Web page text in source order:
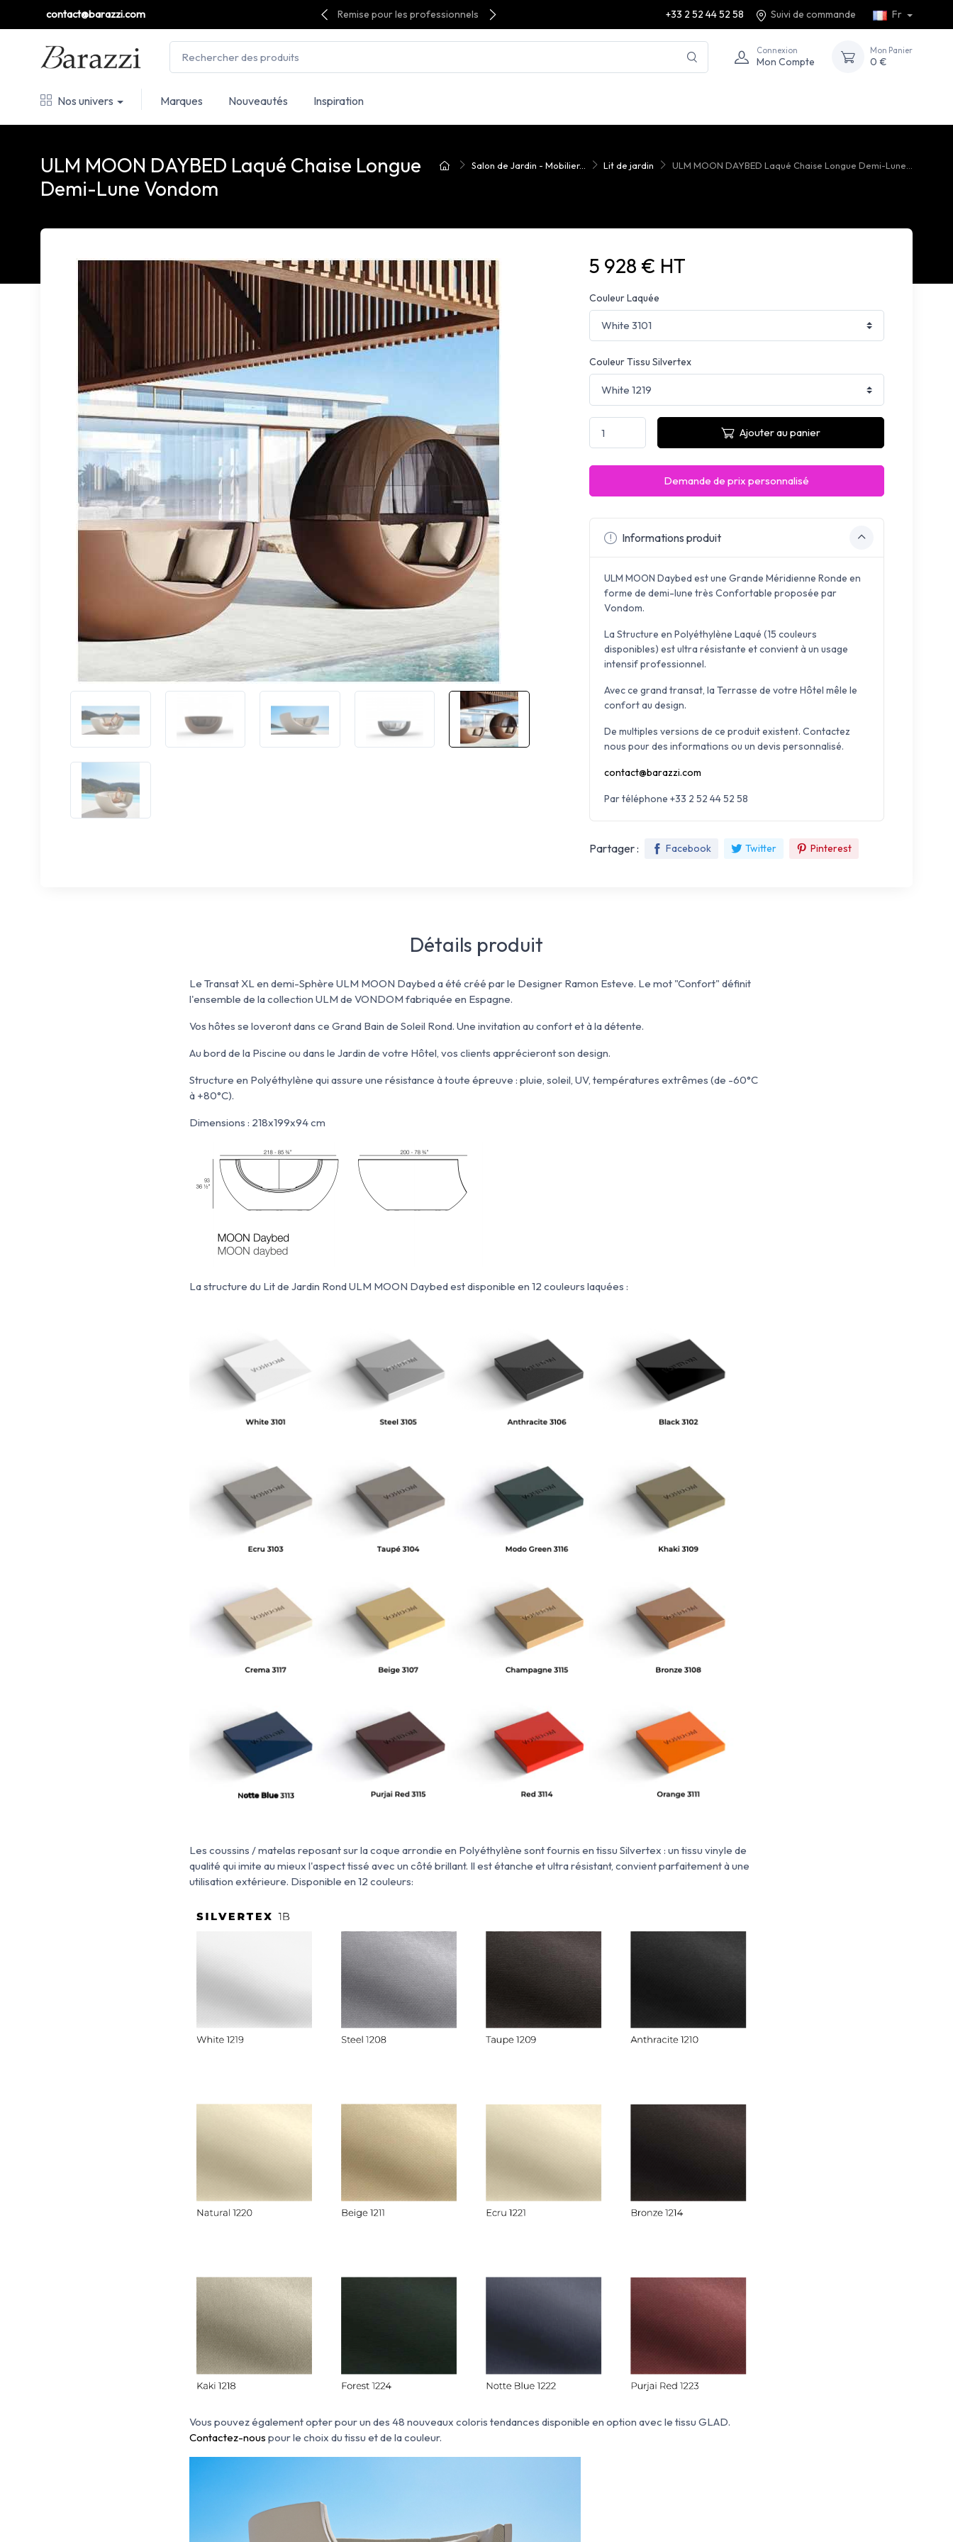
contact@barazzi.com Remise pour les professionnels +33 2 52 44 52 58 Suivi de commande Fr
Connexion
Mon Compte
Mon Panier
0 €
Nos univers Marques Nouveautés Inspiration
Salon de Jardin - Mobilier... Lit de jardin ULM MOON DAYBED Laqué Chaise Longue Demi-Lune...
ULM MOON DAYBED Laqué Chaise Longue
Demi-Lune Vondom
5 928 € HT
Couleur Laquée
Couleur Tissu Silvertex
Ajouter au panier
Demande de prix personnalisé
Informations produit
ULM MOON Daybed est une Grande Méridienne Ronde en
forme de demi-lune très Confortable proposée par
Vondom.
La Structure en Polyéthylène Laqué (15 couleurs
disponibles) est ultra résistante et convient à un usage
intensif professionnel.
Avec ce grand transat, la Terrasse de votre Hôtel mêle le
confort au design.
De multiples versions de ce produit existent. Contactez
nous pour des informations ou un devis personnalisé.
contact@barazzi.com
Par téléphone +33 2 52 44 52 58
Partager : Facebook Twitter Pinterest
Détails produit
Le Transat XL en demi-Sphère ULM MOON Daybed a été créé par le Designer Ramon Esteve. Le mot "Confort" définit
l'ensemble de la collection ULM de VONDOM fabriquée en Espagne.
Vos hôtes se loveront dans ce Grand Bain de Soleil Rond. Une invitation au confort et à la détente.
Au bord de la Piscine ou dans le Jardin de votre Hôtel, vos clients apprécieront son design.
Structure en Polyéthylène qui assure une résistance à toute épreuve : pluie, soleil, UV, températures extrêmes (de -60°C
à +80°C).
Dimensions : 218x199x94 cm
La structure du Lit de Jardin Rond ULM MOON Daybed est disponible en 12 couleurs laquées :
Les coussins / matelas reposant sur la coque arrondie en Polyéthylène sont fournis en tissu Silvertex : un tissu vinyle de
qualité qui imite au mieux l'aspect tissé avec un côté brillant. Il est étanche et ultra résistant, convient parfaitement à une
utilisation extérieure. Disponible en 12 couleurs:
Vous pouvez également opter pour un des 48 nouveaux coloris tendances disponible en option avec le tissu GLAD.
Contactez-nous pour le choix du tissu et de la couleur.